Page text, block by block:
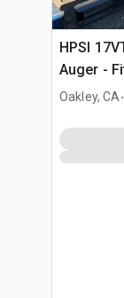
HPSI
Auger -
Oakley, CA.